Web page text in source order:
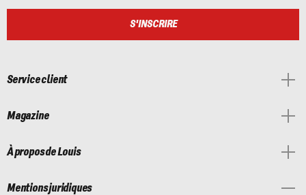
S'INSCRIRE
Service client
Magazine
À propos de Louis
Mentions juridiques